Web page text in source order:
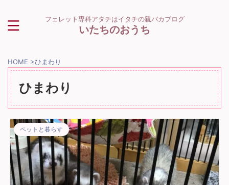
フェレット専科アタチはイタチの親バカブログ
いたちのおうち
HOME >ひまわり
ひまわり
ペットと暮らす